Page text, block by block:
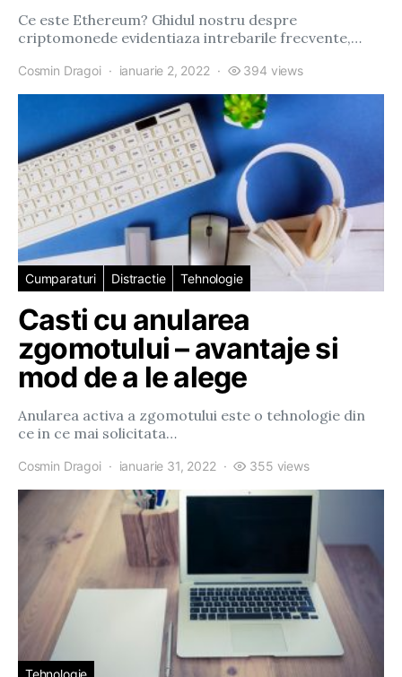
Ce este Ethereum? Ghidul nostru despre
criptomonede evidentiaza intrebarile frecvente,…
Cosmin Dragoi ianuarie 2, 2022 394 views
Cumparaturi Distractie Tehnologie
Casti cu anularea
zgomotului – avantaje si
mod de a le alege
Anularea activa a zgomotului este o tehnologie din
ce in ce mai solicitata…
Cosmin Dragoi ianuarie 31, 2022 355 views
Tehnologie